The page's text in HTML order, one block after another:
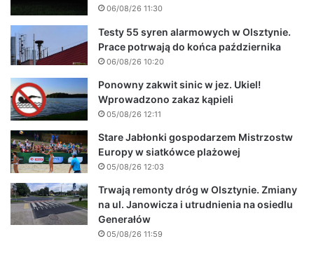
06/08/26 11:30
Testy 55 syren alarmowych w Olsztynie.
Prace potrwają do końca października
06/08/26 10:20
Ponowny zakwit sinic w jez. Ukiel!
Wprowadzono zakaz kąpieli
05/08/26 12:11
Stare Jabłonki gospodarzem Mistrzostw
Europy w siatkówce plażowej
05/08/26 12:03
Trwają remonty dróg w Olsztynie. Zmiany
na ul. Janowicza i utrudnienia na osiedlu
Generałów
05/08/26 11:59